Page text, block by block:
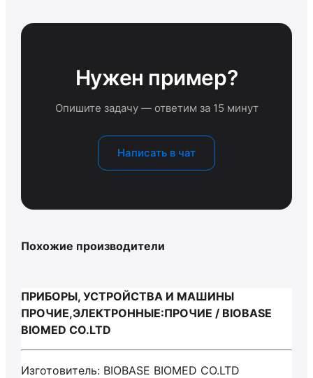
Нужен пример?
Опишите задачу — ответим за 15 минут
Написать в чат
Похожие производители
ПРИБОРЫ, УСТРОЙСТВА И МАШИНЫ
ПРОЧИЕ,ЭЛЕКТРОННЫЕ:ПРОЧИЕ / BIOBASE
BIOMED CO.LTD
Изготовитель: BIOBASE BIOMED CO.LTD